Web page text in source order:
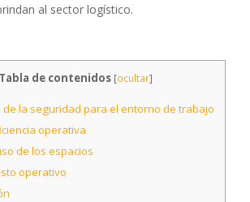
al sector logístico.
Tabla de contenidos [ocultar]
la seguridad para el entorno de trabajo
operativa
de los espacios
operativo